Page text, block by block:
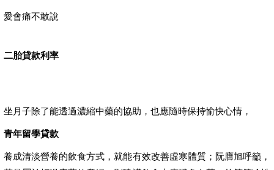
愛會痛不敢說
二胎貸款利率
坐月子除了能透過濃縮中藥的協助，也應隨時保持愉快心情，
青年留學貸款
養成清淡營養的飲食方式，就能有效改善虛寒體質；阮膺旭呼籲，